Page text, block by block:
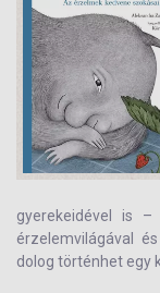
gyerekeidével is
érzelemvilágával
dolog történhet egy